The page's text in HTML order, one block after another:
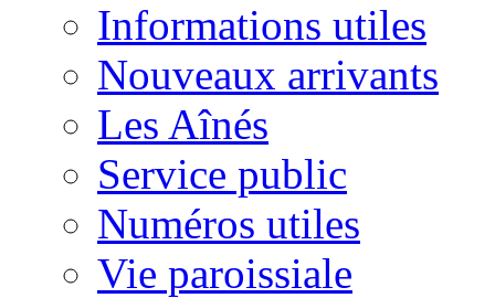
Informations utiles
Nouveaux arrivants
Les Aînés
Service public
Numéros utiles
Vie paroissiale